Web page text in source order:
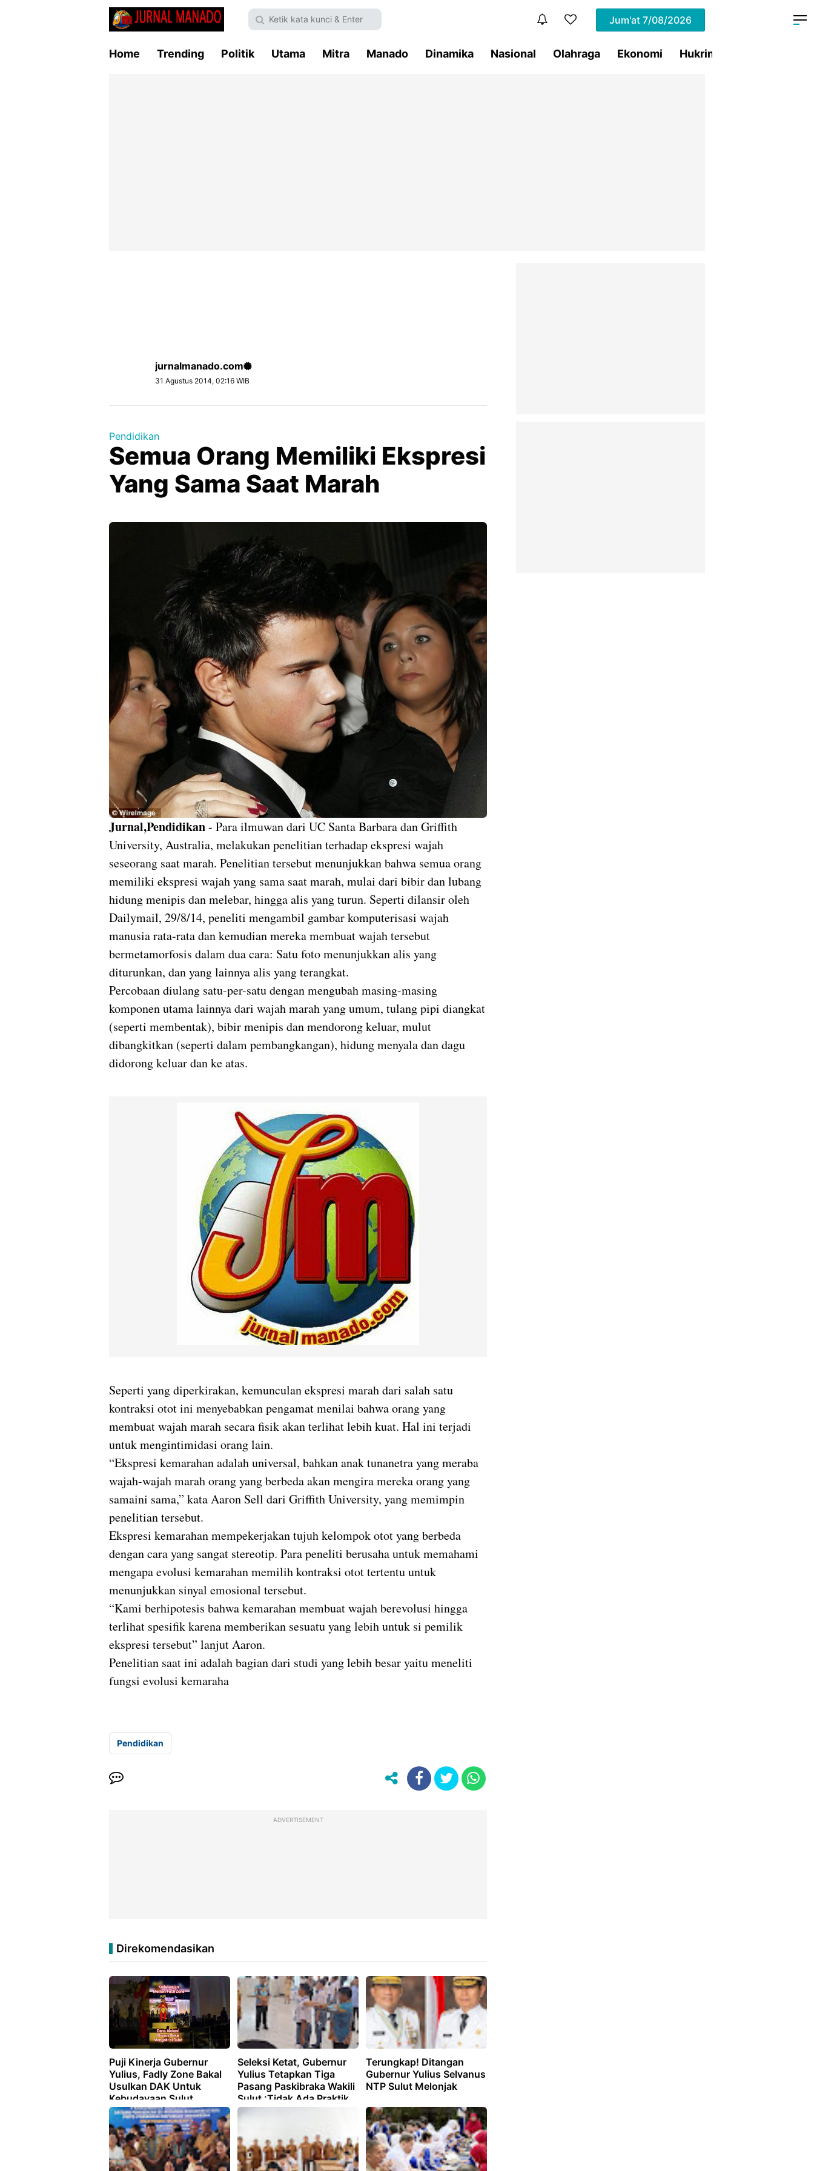
Jum'at 7/08/2026
Home Trending Politik Utama Mitra Manado Dinamika Nasional Olahraga Ekonomi Hukrim
jurnalmanado.com
31 Agustus 2014, 02:16 WIB
Pendidikan
Semua Orang Memiliki Ekspresi
Yang Sama Saat Marah
Jurnal,Pendidikan- Para ilmuwan dari UC Santa Barbara dan Griffith
University, Australia, melakukan penelitian terhadap ekspresi wajah
seseorang saat marah. Penelitian tersebut menunjukkan bahwa semua orang
memiliki ekspresi wajah yang sama saat marah, mulai dari bibir dan lubang
hidung menipis dan melebar, hingga alis yang turun. Seperti dilansir oleh
Dailymail, 29/8/14, peneliti mengambil gambar komputerisasi wajah
manusia rata-rata dan kemudian mereka membuat wajah tersebut
bermetamorfosis dalam dua cara: Satu foto menunjukkan alis yang
diturunkan, dan yang lainnya alis yang terangkat.
Percobaan diulang satu-per-satu dengan mengubah masing-masing
komponen utama lainnya dari wajah marah yang umum, tulang pipi diangkat
(seperti membentak), bibir menipis dan mendorong keluar, mulut
dibangkitkan (seperti dalam pembangkangan), hidung menyala dan dagu
didorong keluar dan ke atas.
Seperti yang diperkirakan, kemunculan ekspresi marah dari salah satu
kontraksi otot ini menyebabkan pengamat menilai bahwa orang yang
membuat wajah marah secara fisik akan terlihat lebih kuat. Hal ini terjadi
untuk mengintimidasi orang lain.
“Ekspresi kemarahan adalah universal, bahkan anak tunanetra yang meraba
wajah-wajah marah orang yang berbeda akan mengira mereka orang yang
samaini sama,” kata Aaron Sell dari Griffith University, yang memimpin
penelitian tersebut.
Ekspresi kemarahan mempekerjakan tujuh kelompok otot yang berbeda
dengan cara yang sangat stereotip. Para peneliti berusaha untuk memahami
mengapa evolusi kemarahan memilih kontraksi otot tertentu untuk
menunjukkan sinyal emosional tersebut.
“Kami berhipotesis bahwa kemarahan membuat wajah berevolusi hingga
terlihat spesifik karena memberikan sesuatu yang lebih untuk si pemilik
ekspresi tersebut” lanjut Aaron.
Penelitian saat ini adalah bagian dari studi yang lebih besar yaitu meneliti
fungsi evolusi kemaraha
Pendidikan
ADVERTISEMENT
Direkomendasikan
Puji Kinerja Gubernur
Yulius, Fadly Zone Bakal
Usulkan DAK Untuk
Kebudayaan Sulut
Seleksi Ketat, Gubernur
Yulius Tetapkan Tiga
Pasang Paskibraka Wakili
Sulut :Tidak Ada Praktik
Titipan
Terungkap! Ditangan
Gubernur Yulius Selvanus
NTP Sulut Melonjak